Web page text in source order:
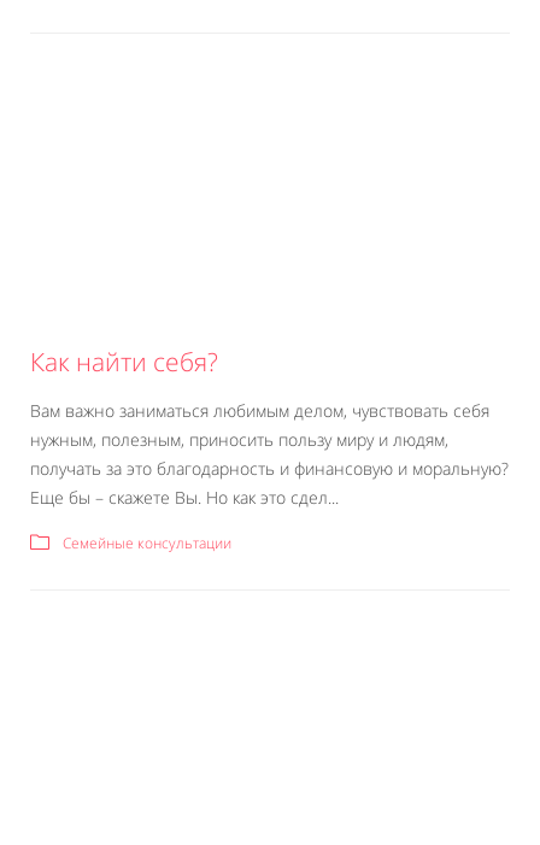
Как найти себя?
Вам важно заниматься любимым делом, чувствовать себя
нужным, полезным, приносить пользу миру и людям,
получать за это благодарность и финансовую и моральную?
Еще бы – скажете Вы. Но как это сдел...
Семейные консультации